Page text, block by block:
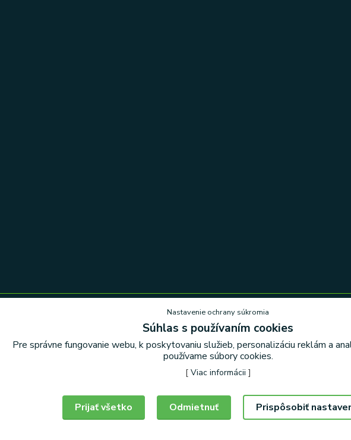
Nastavenie ochrany súkromia
Nastavenie ochrany súkromia
Súhlas s používaním cookies
Pre správne fungovanie webu, k poskytovaniu služieb, personalizáciu reklám a
používame súbory cookies.
[ Viac informácii ]
Odmietnuť Prispôsobiť
Prijať všetko